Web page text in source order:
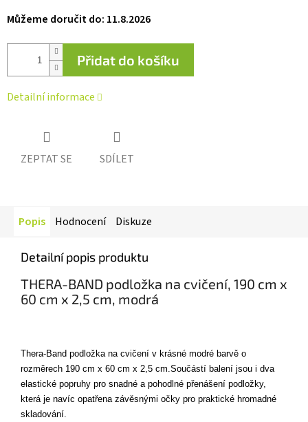
Můžeme doručit do: 11.8.2026
Přidat do košíku
Detailní informace
ZEPTAT SE SDÍLET
Popis Hodnocení Diskuze
Detailní popis produktu
THERA-BAND podložka na cvičení, 190 cm x
60 cm x 2,5 cm, modrá
Thera-Band podložka na cvičení v krásné modré barvě o
rozměrech 190 cm x 60 cm x 2,5 cm.Součástí balení jsou i dva
elastické popruhy pro snadné a pohodlné přenášení podložky,
která je navíc opatřena závěsnými očky pro praktické hromadné
skladování.